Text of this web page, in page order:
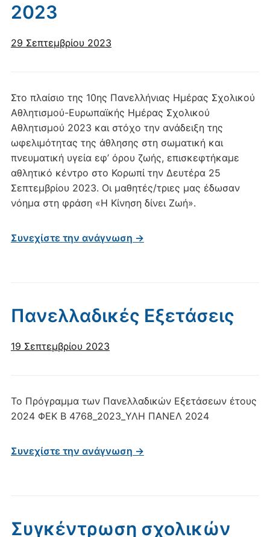
2023
29 Σεπτεμβρίου 2023
Στο πλαίσιο της 10ης Πανελλήνιας Ημέρας Σχολικού
Αθλητισμού-Ευρωπαϊκής Ημέρας Σχολικού
Αθλητισμού 2023 και στόχο την ανάδειξη της
ωφελιμότητας της άθλησης στη σωματική και
πνευματική υγεία εφ’ όρου ζωής, επισκεφτήκαμε
αθλητικό κέντρο στο Κορωπί την Δευτέρα 25
Σεπτεμβρίου 2023. Οι μαθητές/τριες μας έδωσαν
νόημα στη φράση «Η Κίνηση δίνει Ζωή».
Συνεχίστε την ανάγνωση →
Πανελλαδικές Εξετάσεις
19 Σεπτεμβρίου 2023
To Πρόγραμμα των Πανελλαδικών Εξετάσεων έτους
2024 ΦΕΚ Β 4768_2023_ΥΛΗ ΠΑΝΕΛ 2024
Συνεχίστε την ανάγνωση →
Συγκέντρωση σχολικών